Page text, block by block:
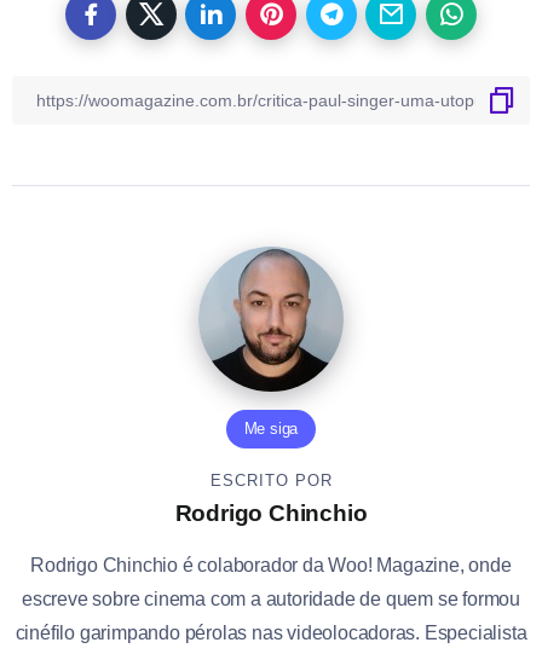
Me siga
ESCRITO POR
Rodrigo Chinchio
Rodrigo Chinchio é colaborador da Woo! Magazine, onde
escreve sobre cinema com a autoridade de quem se formou
cinéfilo garimpando pérolas nas videolocadoras. Especialista